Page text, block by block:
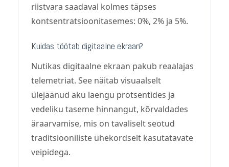
riistvara saadaval kolmes täpses
kontsentratsioonitasemes: 0%, 2% ja 5%.
Kuidas töötab digitaalne ekraan?
Nutikas digitaalne ekraan pakub reaalajas
telemetriat. See näitab visuaalselt
ülejäänud aku laengu protsentides ja
vedeliku taseme hinnangut, kõrvaldades
äraarvamise, mis on tavaliselt seotud
traditsiooniliste ühekordselt kasutatavate
veipidega.